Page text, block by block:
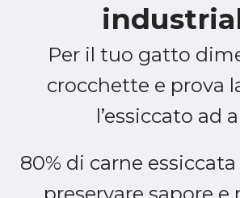
Per il tuo gatto
crocchette e prova
l’essiccato ad
80% di carne